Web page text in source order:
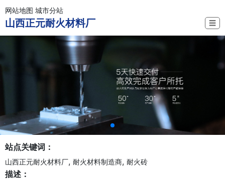
网站地图 城市分站
山西正元耐火材料厂 ☰
站点关键词：
山西正元耐火材料厂, 耐火材料制造商, 耐火砖
描述：